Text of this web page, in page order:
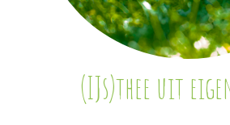
(IJs)thee uit